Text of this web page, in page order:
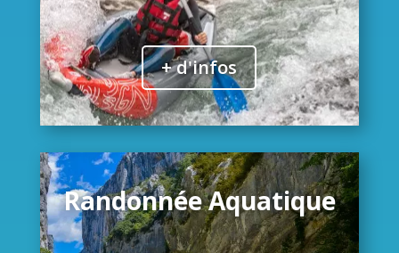
+ d'infos
Randonnée Aquatique